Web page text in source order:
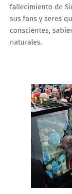
fallecimiento de
sus fans y seres
conscientes,
naturales.